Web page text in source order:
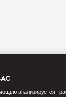
анализируется